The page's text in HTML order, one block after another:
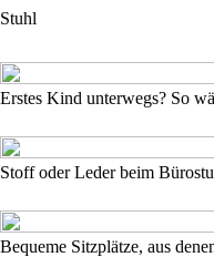
Stuhl
Erstes Kind unterwegs? So
Stoff oder Leder beim
Bequeme Sitzplätze, aus